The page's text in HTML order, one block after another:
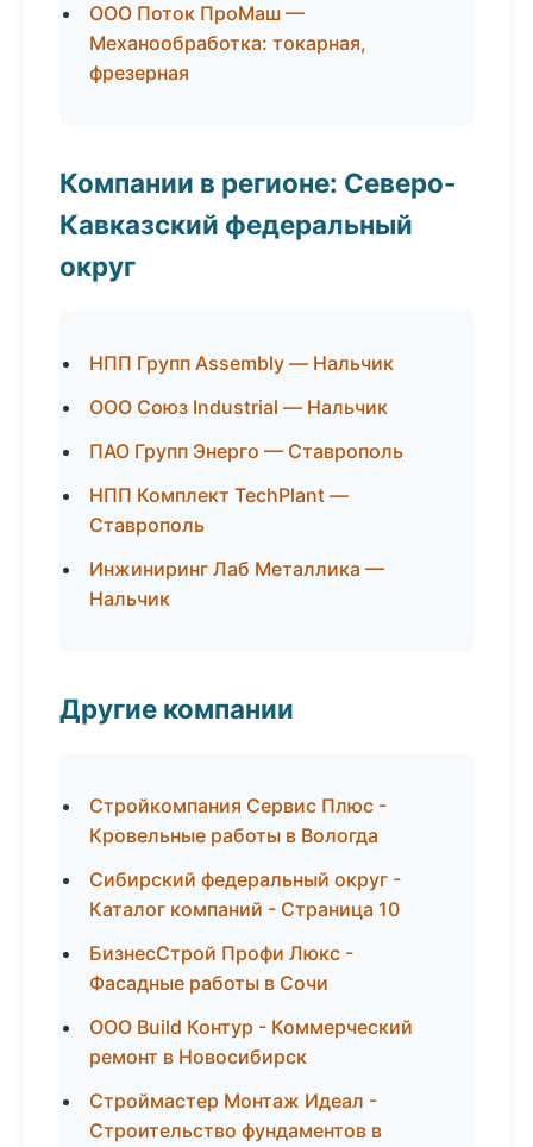
ООО Поток ПроМаш —
Механообработка: токарная,
фрезерная
Компании в регионе: Северо-
Кавказский федеральный
округ
НПП Групп Assembly — Нальчик
ООО Союз Industrial — Нальчик
ПАО Групп Энерго — Ставрополь
НПП Комплект TechPlant —
Ставрополь
Инжиниринг Лаб Металлика —
Нальчик
Другие компании
Стройкомпания Сервис Плюс -
Кровельные работы в Вологда
Сибирский федеральный округ -
Каталог компаний - Страница 10
БизнесСтрой Профи Люкс -
Фасадные работы в Сочи
ООО Build Контур - Коммерческий
ремонт в Новосибирск
Строймастер Монтаж Идеал -
Строительство фундаментов в